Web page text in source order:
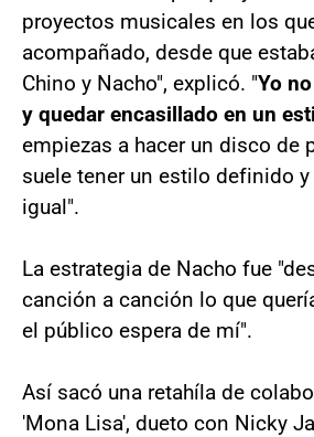
proyectos musicales en los
acompañado, desde que
Chino y Nacho", explicó. "Yo
y quedar encasillado en un
empiezas a hacer un disco de
suele tener un estilo definido
igual".
La estrategia de Nacho fue
canción a canción lo que
el público espera de mí".
Así sacó una retahíla de
'Mona Lisa', dueto con Nicky